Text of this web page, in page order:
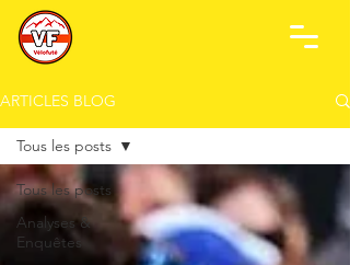
ARTICLES BLOG
Tous les posts
Analyses &
Enquêtes
Tous les posts